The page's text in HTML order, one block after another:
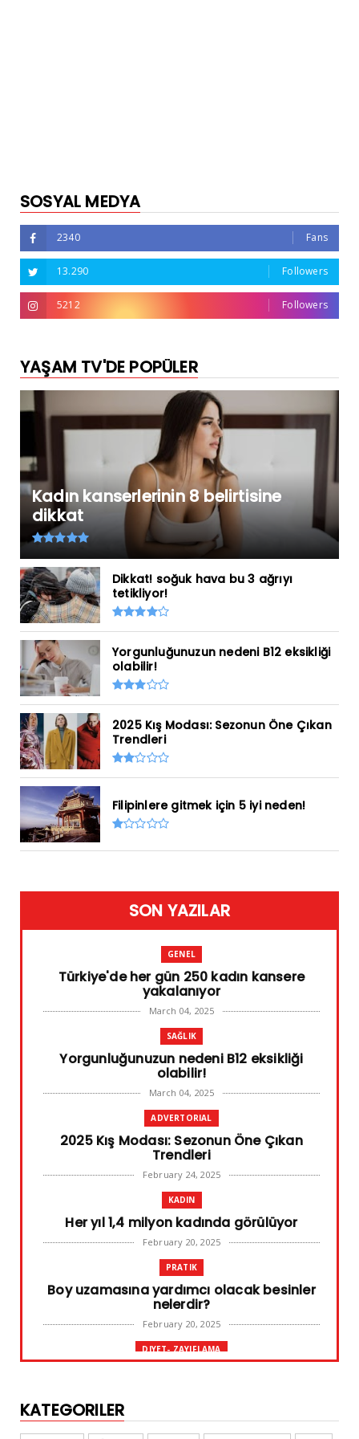
SOSYAL MEDYA
2340 Fans
13.290 Followers
5212 Followers
YAŞAM TV'DE POPÜLER
Kadın kanserlerinin 8 belirtisine
dikkat
Dikkat! soğuk hava bu 3 ağrıyı
tetikliyor!
Yorgunluğunuzun nedeni B12 eksikliği
olabilir!
2025 Kış Modası: Sezonun Öne Çıkan
Trendleri
Filipinlere gitmek için 5 iyi neden!
SON YAZILAR
GENEL
Türkiye'de her gün 250 kadın kansere
yakalanıyor
March 04, 2025
SAĞLIK
Yorgunluğunuzun nedeni B12 eksikliği
olabilir!
March 04, 2025
ADVERTORIAL
2025 Kış Modası: Sezonun Öne Çıkan
Trendleri
February 24, 2025
KADIN
Her yıl 1,4 milyon kadında görülüyor
February 20, 2025
PRATIK
Boy uzamasına yardımcı olacak besinler
nelerdir?
February 20, 2025
DIYET- ZAYIFLAMA
KATEGORILER